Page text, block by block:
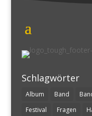
Schlagwörter
Album Band
Festival
Fragen